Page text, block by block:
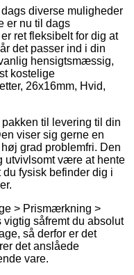
diverse muligheder
er nu til dags
ret fleksibelt for dig at
det passer ind i din
hensigtsmæssig,
kostelige
26x16mm, Hvid,
til levering til din
viser sig gerne en
grad problemfri. Den
utvivlsomt være at hente
fysisk befinder dig i
> Prismærkning >
såfremt du absolut
så derfor er det
det anslåede
vare.